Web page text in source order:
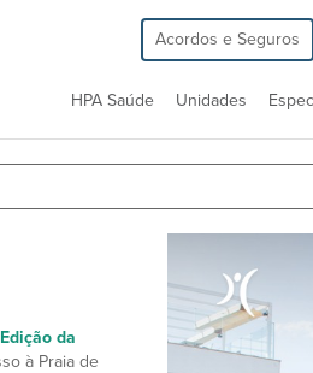
Acordos e Seguros
HPA Saúde Unidades
da
à Praia de